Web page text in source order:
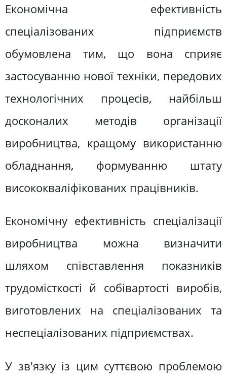
Економічна ефективність
спеціалізованих підприємств
обумовлена тим, що вона сприяє
застосуванню нової техніки, передових
технологічних процесів, найбільш
досконалих методів організації
виробництва, кращому використанню
обладнання, формуванню штату
висококваліфікованих працівників.
Економічну ефективність спеціалізації
виробництва можна визначити
шляхом співставлення показників
трудомісткості й собівартості виробів,
виготовлених на спеціалізованих та
неспеціалізованих підприємствах.
У зв'язку із цим суттєвою проблемою